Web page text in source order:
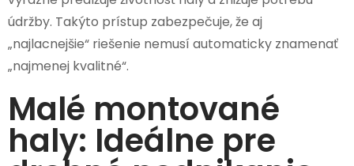
údržby. Takýto prístup zabezpečuje, že aj
„najlacnejšie“ riešenie nemusí automaticky znamenať
„najmenej kvalitné“.
Malé montované
haly: Ideálne pre